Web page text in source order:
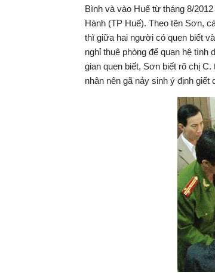
Bình và vào Huế từ tháng 8/
Hành (TP Huế). Theo tên Sơn,
thì giữa hai người có quen biết
nghỉ thuê phòng để quan hệ
gian quen biết, Sơn biết rõ chị
nhân nên gã nảy sinh ý định giết